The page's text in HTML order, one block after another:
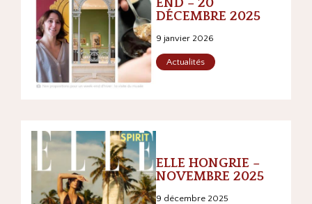
END – 20
DÉCEMBRE 2025
9 janvier 2026
Actualités
ELLE HONGRIE –
NOVEMBRE 2025
9 décembre 2025